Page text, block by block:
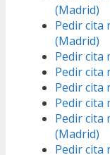
(Madrid)
Pedir cita
(Madrid)
Pedir cita
Pedir cita
Pedir cita
Pedir cita
Pedir cita
(Madrid)
Pedir cita